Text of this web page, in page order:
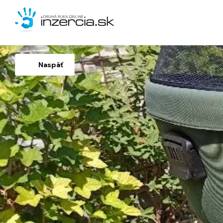
Naspäť